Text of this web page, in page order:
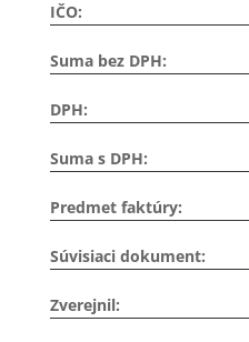
IČO:
Suma bez DPH:
DPH:
Suma s DPH:
Predmet faktúry:
Súvisiaci dokument:
Zverejnil: